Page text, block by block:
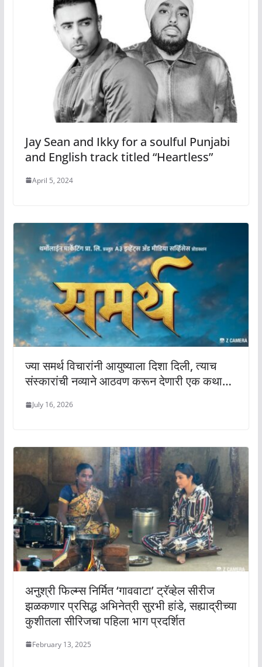
Jay Sean and Ikky for a soulful Punjabi
and English track titled “Heartless”
April 5, 2024
ज्या समर्थ विचारांनी आयुष्याला दिशा दिली, त्याच
संस्कारांची नव्याने आठवण करून देणारी एक कथा…
July 16, 2026
अनुश्री फिल्म्स निर्मित ‘गाववाटा’ ट्रॅव्हेल सीरीज
झळकणार प्रसिद्ध अभिनेत्री सुरभी हांडे, सह्याद्रीच्या
कुशीतला सीरिजचा पहिला भाग प्रदर्शित
February 13, 2025